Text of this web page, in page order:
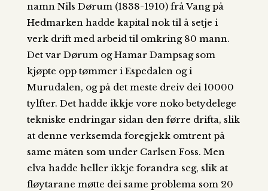
namn Nils Dørum (1838-1910) frå Vang på
Hedmarken hadde kapital nok til å setje i
verk drift med arbeid til omkring 80 mann.
Det var Dørum og Hamar Dampsag som
kjøpte opp tømmer i Espedalen og i
Murudalen, og på det meste dreiv dei 10000
tylfter. Det hadde ikkje vore noko betydelege
tekniske endringar sidan den førre drifta, slik
at denne verksemda foregjekk omtrent på
same måten som under Carlsen Foss. Men
elva hadde heller ikkje forandra seg, slik at
fløytarane møtte dei same problema som 20